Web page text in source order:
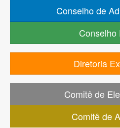
Conselho de
Conselho
Diretoria
Comitê de
Comitê de